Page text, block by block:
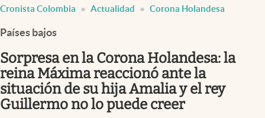
Colombia
Cronista Colombia Actualidad Corona Holandesa
Países bajos
Sorpresa en la Corona Holandesa: la
reina Máxima reaccionó ante la
situación de su hija Amalia y el rey
Guillermo no lo puede creer